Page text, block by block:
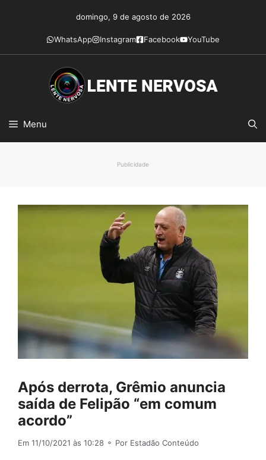
conteúdo
domingo, 9 de agosto de 2026
WhatsApp Instagram Facebook YouTube
Menu
Publicidade
Após derrota, Grêmio anuncia
saída de Felipão “em comum
acordo”
Em 11/10/2021 às 10:28 ⚬ Por Estadão Conteúdo